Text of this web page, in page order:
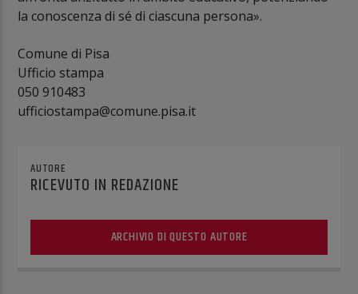
la conoscenza di sé di ciascuna persona».
Comune di Pisa
Ufficio stampa
050 910483
ufficiostampa@comune.pisa.it
AUTORE
RICEVUTO IN REDAZIONE
ARCHIVIO DI QUESTO AUTORE